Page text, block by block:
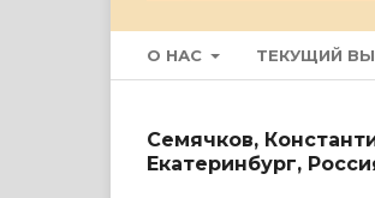
О НАС ТЕКУЩИЙ
Семячков,
Екатеринбург,